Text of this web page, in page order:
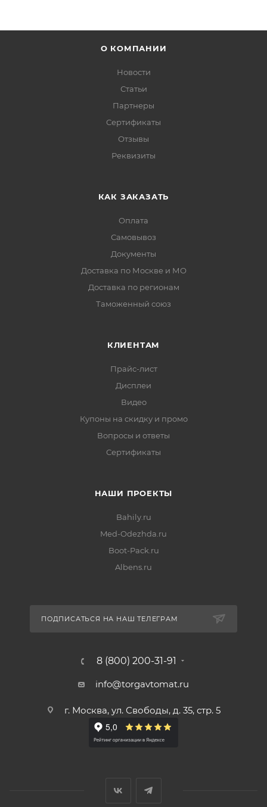
О КОМПАНИИ
Новости
Статьи
Партнеры
Сертификаты
Отзывы
Реквизиты
КАК ЗАКАЗАТЬ
Оплата
Самовывоз
Документы
Доставка по Москве и МО
Доставка по регионам
Таможенный союз
КЛИЕНТАМ
Прайс-лист
Дисплеи
Видео
Купоны на скидку и промо
Вопросы и ответы
Сертификаты
НАШИ ПРОЕКТЫ
Bahily.ru
Med-Odezhda.ru
Boot-Pack.ru
Albens.ru
ПОДПИСАТЬСЯ НА НАШ ТЕЛЕГРАМ
8 (800) 200-31-91
info@torgavtomat.ru
г. Москва, ул. Свободы, д. 35, стр. 5